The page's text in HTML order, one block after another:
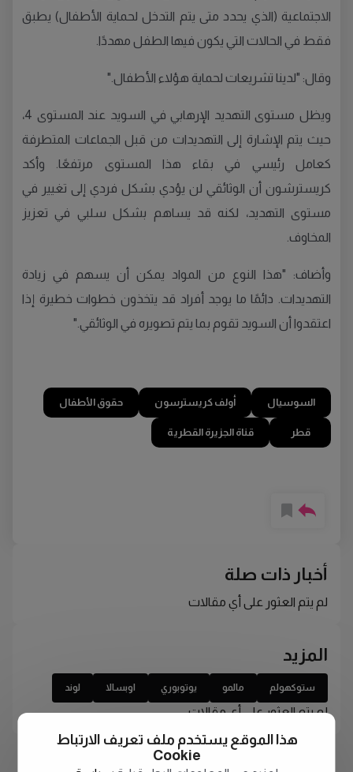
الاجتماعية (الذي يحدد متى يتم التدخل لحماية الأطفال) يطبق
فقط في الحالات التي يكون فيها الطفل مهددًا.
وقال: "لدينا تشريعات لحماية هؤلاء الأطفال."
ويظل مستوى التهديد الإرهابي في السويد عند المستوى 4،
حيث يتم الإشارة إلى التهديدات من قبل الجماعات المتطرفة
كعامل رئيسي في بقاء هذا المستوى مرتفعًا. وأكد
كريسترشون أن الوثائقي لن يؤدي بشكل فردي إلى تغيير في
مستوى التهديد، لكنه قد يساهم بشكل سلبي في تعزيز
المخاوف.
وأضاف: "هذا النوع من المواد يمكن أن يسهم في زيادة
التهديدات. دائمًا ما يوجد أفراد قد يتخذون خطوات خطيرة إذا
اعتقدوا أن السويد تقوم بما يتم تصويره في الوثائقي."
السوسيال أولف كريسترسون حقوق الأطفال
قطر قناة الجزيرة القطرية
أخبار ذات صلة
لم يتم العثور على أي مقالات
المزيد
ستوكهولم مالمو يوتوبوري اوبسالا لوند
لم يتم العثور على أي مقالات
هذا الموقع يستخدم ملف تعريف الارتباط
Cookie